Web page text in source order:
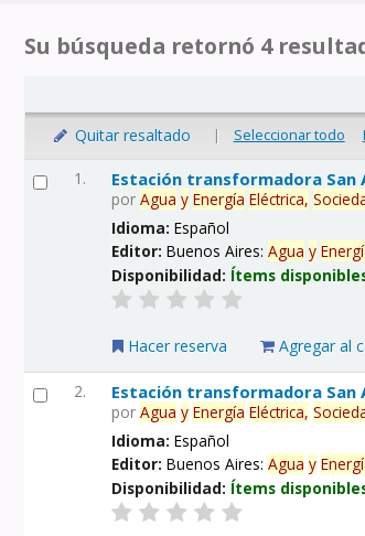
Su búsqueda retornó 4
Quitar resaltado | Seleccionar todo
1. Estación transformadora San
porAgua y Energía Eléctrica,
Idioma:Español
Editor:Buenos Aires:Agua y
Disponibilidad: Ítems
Hacer reserva Agregar al
2. Estación transformadora San
porAgua y Energía Eléctrica,
Idioma:Español
Editor:Buenos Aires:Agua y
Disponibilidad: Ítems